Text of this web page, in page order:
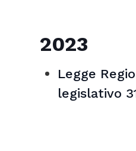
2023
Legge
legislativo